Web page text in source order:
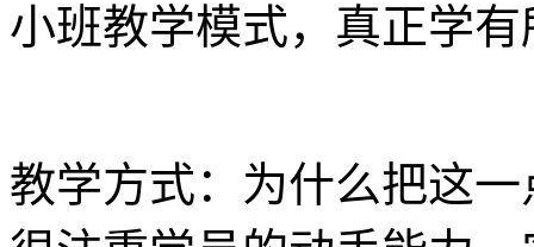
小班教学模式，真正学有
教学方式：为什么把这